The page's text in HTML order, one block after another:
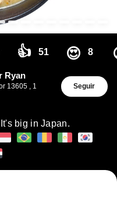
👍 51 😍 8
Ryan
13605 , 1
Seguir
big in Japan.